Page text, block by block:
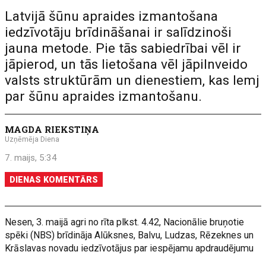
Latvijā šūnu apraides izmantošana
iedzīvotāju brīdināšanai ir salīdzinoši
jauna metode. Pie tās sabiedrībai vēl ir
jāpierod, un tās lietošana vēl jāpilnveido
valsts struktūrām un dienestiem, kas lemj
par šūnu apraides izmantošanu.
MAGDA RIEKSTIŅA
Uzņēmēja Diena
7. maijs, 5:34
DIENAS KOMENTĀRS
Nesen, 3. maijā agri no rīta plkst. 4.42, Nacionālie bruņotie
spēki (NBS) brīdināja Alūksnes, Balvu, Ludzas, Rēzeknes un
Krāslavas novadu iedzīvotājus par iespējamu apdraudējumu